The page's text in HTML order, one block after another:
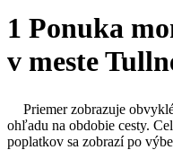
1 Ponuka
v meste
Priemer zobrazuje
ohľadu na obdobie cesty.
poplatkov sa zobrazí po